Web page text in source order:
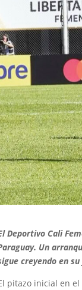
Deportivo Cali
Un
creyendo en
pitazo inicial en